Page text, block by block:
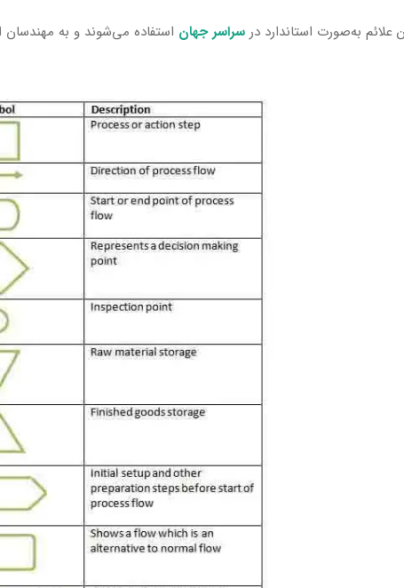
علائم به‌صورت استاندارد در سراسر جهان استفاده می‌شوند و به مهندسان